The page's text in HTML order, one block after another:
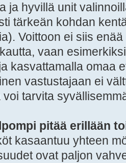
ja hyvillä unit
tärkeän kohdan
Voittoon ei siis
vaan
kasvattamalla omaa
vastustajaan ei
tarvita
pitää erillään
kasaantuu yhteen
ovat paljon